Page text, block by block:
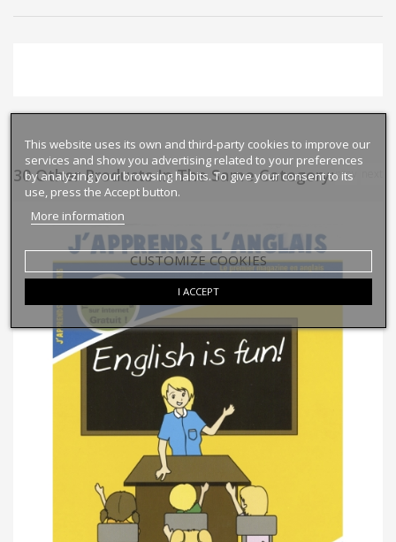
30 Other Products In The Same Category:prev
This website uses its own and third-party cookies to improve our
services and show you advertising related to your preferences
by analyzing your browsing habits. To give your consent to its
use, press the Accept button.
More information
CUSTOMIZE COOKIES
I ACCEPT